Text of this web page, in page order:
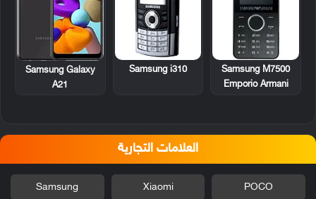
Samsung M7500
Emporio Armani
Samsung i310
Samsung Galaxy
A21
العلامات التجارية
POCO
Xiaomi
Samsung